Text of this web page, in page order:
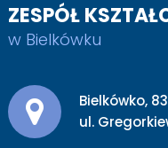
ZESPÓŁ
w Bielkówku
Adres
Bielkówko,
ul.